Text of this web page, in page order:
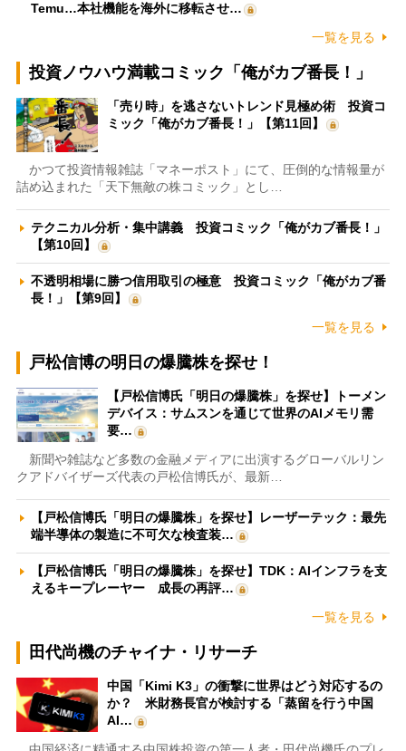
Temu…本社機能を海外に移転させ…
一覧を見る
投資ノウハウ満載コミック「俺がカブ番長！」
「売り時」を逃さないトレンド見極め術 投資コ
ミック「俺がカブ番長！」【第11回】
かつて投資情報雑誌「マネーポスト」にて、圧倒的な情報量が
詰め込まれた「天下無敵の株コミック」とし…
テクニカル分析・集中講義 投資コミック「俺がカブ番長！」
【第10回】
不透明相場に勝つ信用取引の極意 投資コミック「俺がカブ番
長！」【第9回】
一覧を見る
戸松信博の明日の爆騰株を探せ！
【戸松信博氏「明日の爆騰株」を探せ】トーメン
デバイス：サムスンを通じて世界のAIメモリ需
要…
新聞や雑誌など多数の金融メディアに出演するグローバルリン
クアドバイザーズ代表の戸松信博氏が、最新…
【戸松信博氏「明日の爆騰株」を探せ】レーザーテック：最先
端半導体の製造に不可欠な検査装…
【戸松信博氏「明日の爆騰株」を探せ】TDK：AIインフラを支
えるキープレーヤー 成長の再評…
一覧を見る
田代尚機のチャイナ・リサーチ
中国「Kimi K3」の衝撃に世界はどう対応するの
か？ 米財務長官が検討する「蒸留を行う中国
AI…